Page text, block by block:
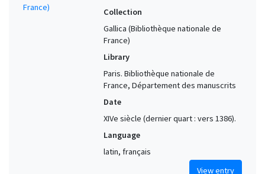
Collection
Gallica (Bibliothèque nationale de
France)
Library
Paris. Bibliothèque nationale de
France, Département des manuscrits
Date
XIVe siècle (dernier quart : vers 1386).
Language
latin, français
View entry